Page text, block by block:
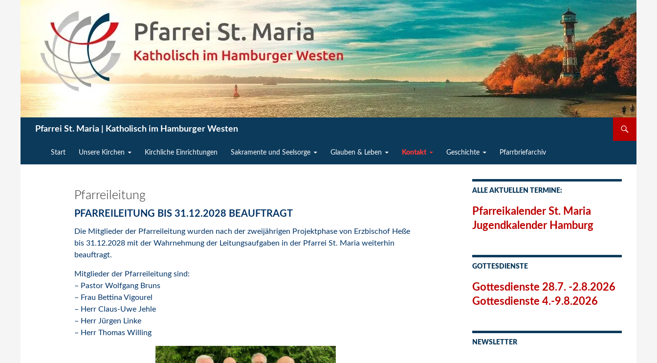
Pfarrei St. Maria | Katholisch im Hamburger Westen
Start Unsere Kirchen Kirchliche Einrichtungen Sakramente und Seelsorge Glauben & Leben Kontakt Geschichte Pfarrbriefarchiv
Pfarreileitung
PFARREILEITUNG BIS 31.12.2028 BEAUFTRAGT
Die Mitglieder der Pfarreileitung wurden nach der zweijährigen Projektphase von Erzbischof Heße
bis 31.12.2028 mit der Wahrnehmung der Leitungsaufgaben in der Pfarrei St. Maria weiterhin
beauftragt.
Mitglieder der Pfarreileitung sind:
– Pastor Wolfgang Bruns
– Frau Bettina Vigourel
– Herr Claus-Uwe Jehle
– Herr Jürgen Linke
– Herr Thomas Willing
ALLE AKTUELLEN TERMINE:
Pfarreikalender St. Maria
Jugendkalender Hamburg
GOTTESDIENSTE
Gottesdienste 28.7. -2.8.2026
Gottesdienste 4.-9.8.2026
NEWSLETTER